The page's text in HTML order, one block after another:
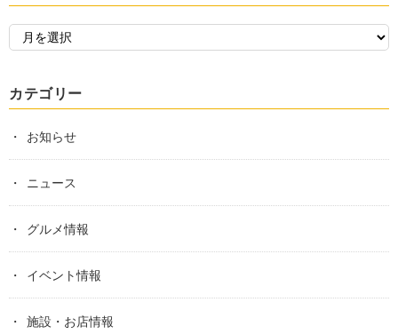
カテゴリー
お知らせ
ニュース
グルメ情報
イベント情報
施設・お店情報